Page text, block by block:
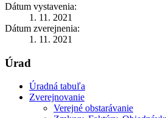
Dátum vystavenia:
1. 11. 2021
Dátum zverejnenia:
1. 11. 2021
Úrad
Úradná tabuľa
Zverejnovanie
Verejné obstarávanie